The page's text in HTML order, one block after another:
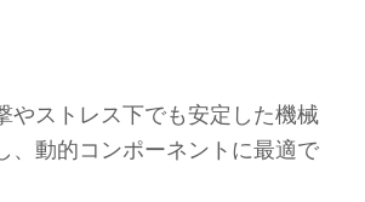
やストレス下でも安定した機械
、動的コンポーネントに最適で